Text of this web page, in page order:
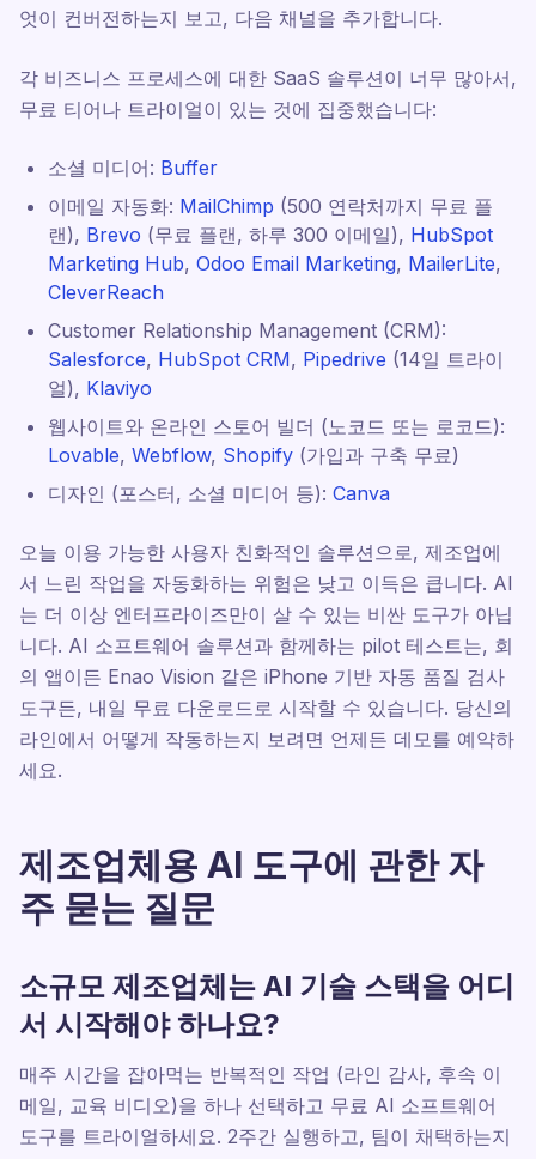
엇이 컨버전하는지 보고, 다음 채널을 추가합니다.
각 비즈니스 프로세스에 대한 SaaS 솔루션이 너무 많아서,
무료 티어나 트라이얼이 있는 것에 집중했습니다:
소셜 미디어: Buffer
이메일 자동화: MailChimp (500 연락처까지 무료 플
랜), Brevo (무료 플랜, 하루 300 이메일), HubSpot
Marketing Hub, Odoo Email Marketing, MailerLite,
CleverReach
Customer Relationship Management (CRM):
Salesforce, HubSpot CRM, Pipedrive (14일 트라이
얼), Klaviyo
웹사이트와 온라인 스토어 빌더 (노코드 또는 로코드):
Lovable, Webflow, Shopify (가입과 구축 무료)
디자인 (포스터, 소셜 미디어 등): Canva
오늘 이용 가능한 사용자 친화적인 솔루션으로, 제조업에
서 느린 작업을 자동화하는 위험은 낮고 이득은 큽니다. AI
는 더 이상 엔터프라이즈만이 살 수 있는 비싼 도구가 아닙
니다. AI 소프트웨어 솔루션과 함께하는 pilot 테스트는, 회
의 앱이든 Enao Vision 같은 iPhone 기반 자동 품질 검사
도구든, 내일 무료 다운로드로 시작할 수 있습니다. 당신의
라인에서 어떻게 작동하는지 보려면 언제든 데모를 예약하
세요.
제조업체용 AI 도구에 관한 자
주 묻는 질문
소규모 제조업체는 AI 기술 스택을 어디
서 시작해야 하나요?
매주 시간을 잡아먹는 반복적인 작업 (라인 감사, 후속 이
메일, 교육 비디오)을 하나 선택하고 무료 AI 소프트웨어
도구를 트라이얼하세요. 2주간 실행하고, 팀이 채택하는지